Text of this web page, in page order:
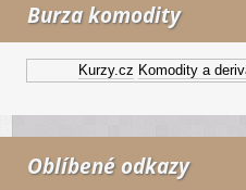
Burza komodity
Kurzy.cz Komodity a
Oblíbené odkazy